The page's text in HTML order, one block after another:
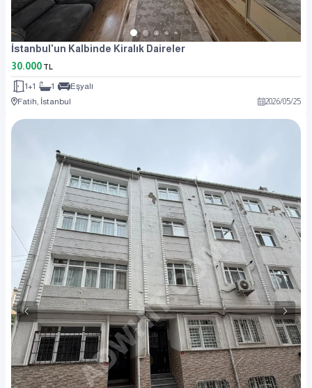
İstanbul'un Kalbinde Kiralık Daireler
30.000 TL
1+1 1
Eşyalı
Fatih, İstanbul
2026/05/25